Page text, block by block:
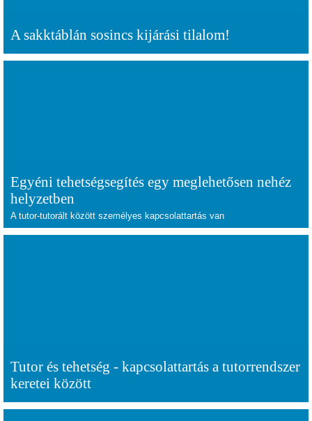
A sakktáblán sosincs kijárási tilalom!
Egyéni tehetségsegítés egy meglehetősen nehéz
helyzetben
A tutor-tutorált között személyes kapcsolattartás van
Tutor és tehetség - kapcsolattartás a tutorrendszer
keretei között